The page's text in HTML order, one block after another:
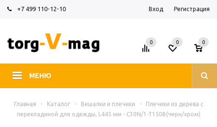
+7 499 110-12-10 Вход Регистрация
МЕНЮ
0 0
0
Главная - Каталог - Вешалки и плечики -
Плечики из дерева с
перекладиной для одежды, L445 мм - C30N/1-T150B(черн/хром)